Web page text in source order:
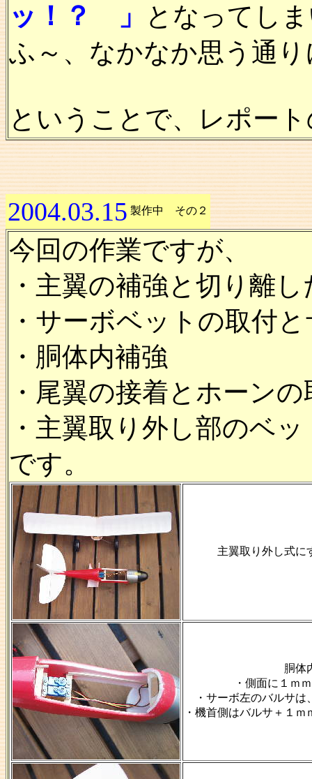
ッ！？ 」
となってし
ふ～、なかなか思う通
ということで、レポー
2004.03.15 製作中 その２
今回の作業ですが、
・主翼の補強と切り離
・サーボベットの取付
・胴体内補強
・尾翼の接着とホーンの
・主翼取り外し部のベ
です。
主翼取り外し式に
胴体
・側面に１ｍ
・サーボ左のバルサ
・機首側はバルサ＋１